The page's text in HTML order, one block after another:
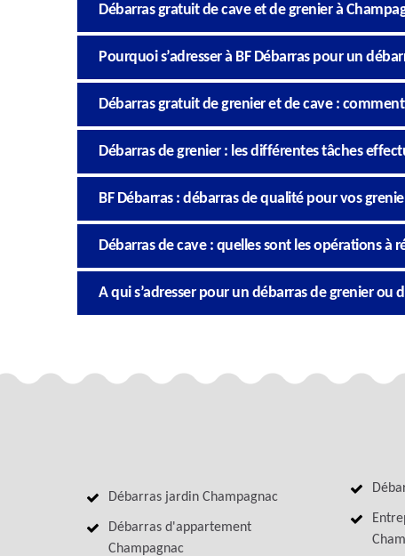
Débarras gratuit de cave et de grenier à
Pourquoi s’adresser à BF Débarras pour un
Débarras gratuit de grenier et de cave :
Débarras de grenier : les différentes tâches
BF Débarras : débarras de qualité pour vos
Débarras de cave : quelles sont les opérations à
A qui s’adresser pour un débarras de grenier ou
Débarras jardin Champagnac
Débarras d'appartement
Champagnac